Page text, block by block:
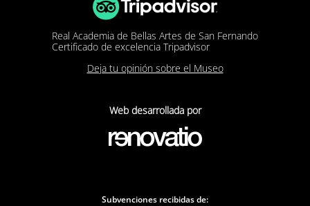
Real Academia de Bellas Artes de San Fernando
Certificado de excelencia Tripadvisor
Deja tu opinión sobre el Museo
Web desarrollada por
Subvenciones recibidas de: